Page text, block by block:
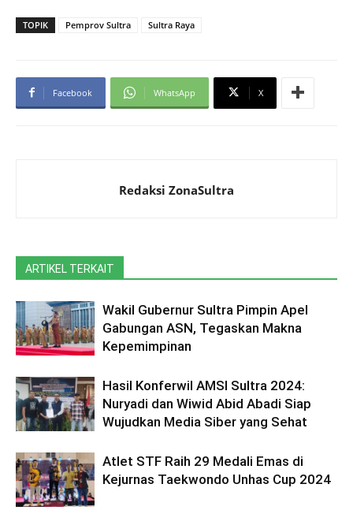
TOPIK Pemprov Sultra Sultra Raya
Facebook WhatsApp X
Redaksi ZonaSultra
ARTIKEL TERKAIT
Wakil Gubernur Sultra Pimpin Apel
Gabungan ASN, Tegaskan Makna
Kepemimpinan
Hasil Konferwil AMSI Sultra 2024:
Nuryadi dan Wiwid Abid Abadi Siap
Wujudkan Media Siber yang Sehat
Atlet STF Raih 29 Medali Emas di
Kejurnas Taekwondo Unhas Cup 2024